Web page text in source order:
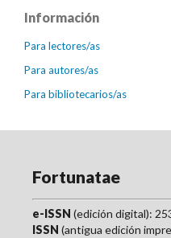
Información
Para lectores/as
Para autores/as
Para bibliotecarios/as
Fortunatae
e-ISSN (edición digital):
ISSN (antigua edición